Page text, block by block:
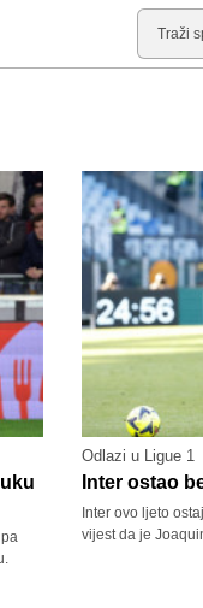
Pretraga
Odlazi u Ligue 1
Inter ostao
Inter ovo ljeto
vijest da je